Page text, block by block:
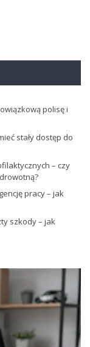
polisę i
stały dostęp do
– czy
pracy – jak
szkody – jak